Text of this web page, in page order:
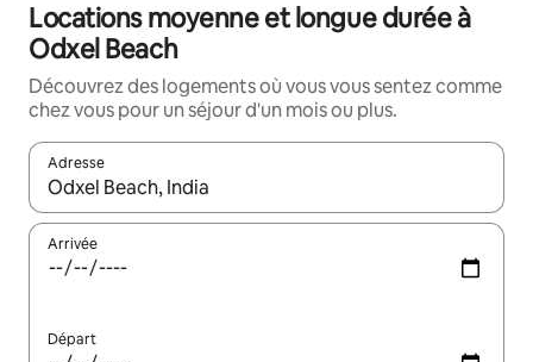
Locations moyenne et longue durée à
Odxel Beach
Découvrez des logements où vous vous sentez comme
chez vous pour un séjour d'un mois ou plus.
Adresse
Lorsque les résultats s'affichent, utilisez les flèches vers le
Arrivée
Départ